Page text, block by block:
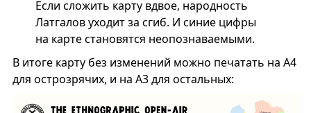
Если сложить карту вдвое, народность
Латгалов уходит за сгиб. И синие цифры
на карте становятся неопознаваемыми.
В итоге карту без изменений можно печатать на А4
для острозрячих, и на А3 для остальных: